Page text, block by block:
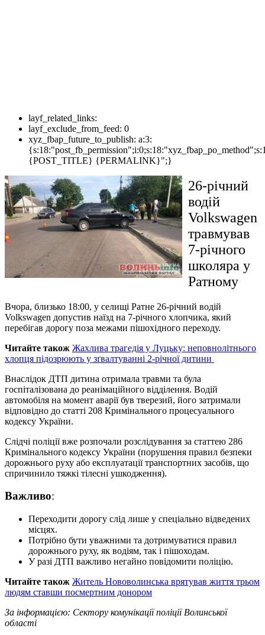
layf_related_links:
layf_exclude_from_feed: 0
xyz_fbap_future_to_publish: a:3:
{POST_TITLE} {PERMALINK}";}
26-річний
водій
Volkswagen
травмував
7-річного
школяра у
Ратному
Вчора, близько 18:00, у селищі Ратне 26-річний водій
Volkswagen допустив наїзд на 7-річного хлопчика, який
перебігав дорогу поза межами пішохідного переходу.
Читайте також Жахлива трагедія у Луцьку: неповнолітнього
хлопця підозрюють у зґвалтуванні 2-річної дитини
Внаслідок ДТП дитина отримала травми та була
госпіталізована до реанімаційного відділення. Водій
автомобіля на момент аварії був тверезий, його затримали
відповідно до статті 208 Кримінального процесуального
кодексу України.
Слідчі поліції вже розпочали розслідування за статтею 286
Кримінального кодексу України (порушення правил безпеки
дорожнього руху або експлуатації транспортних засобів, що
спричинило тяжкі тілесні ушкодження).
Важливо:
Переходити дорогу слід лише у спеціально відведених
місцях.
Потрібно бути уважними та дотримуватися правил
дорожнього руху, як водіям, так і пішоходам.
У разі ДТП важливо негайно повідомити поліцію.
Читайте також Житель Нововолинська врятував життя трьом
людям ставши посмертним донором
За інформацією: Сектору комунікації поліції Волинської
області